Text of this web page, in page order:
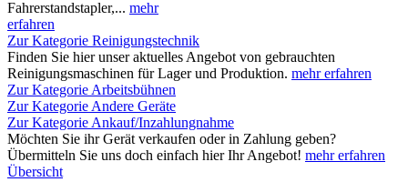
Fahrerstandstapler,... mehr
erfahren
Zur Kategorie Reinigungstechnik
Finden Sie hier unser aktuelles Angebot von gebrauchten
Reinigungsmaschinen für Lager und Produktion. mehr erfahren
Zur Kategorie Arbeitsbühnen
Zur Kategorie Andere Geräte
Zur Kategorie Ankauf/Inzahlungnahme
Möchten Sie ihr Gerät verkaufen oder in Zahlung geben?
Übermitteln Sie uns doch einfach hier Ihr Angebot! mehr erfahren
Übersicht